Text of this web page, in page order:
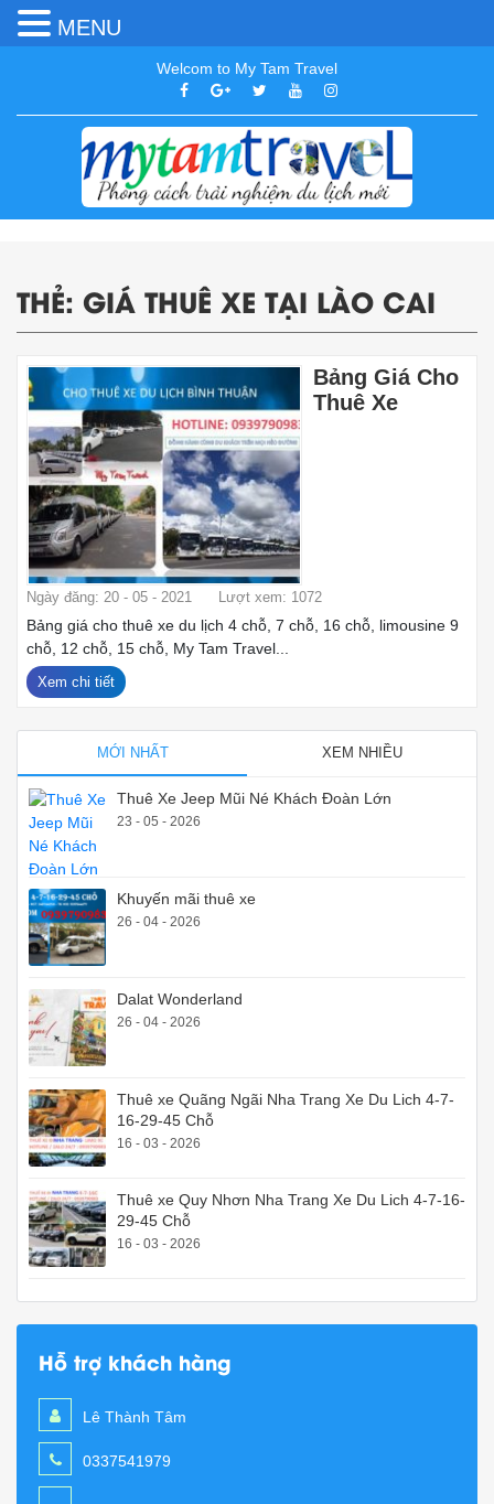
Welcom to My Tam Travel
THẺ: GIÁ THUÊ XE TẠI LÀO CAI
Bảng Giá Cho
Thuê Xe
Ngày đăng: 20 - 05 - 2021 Lượt xem: 1072
Bảng giá cho thuê xe du lịch 4 chỗ, 7 chỗ, 16 chỗ, limousine 9
chỗ, 12 chỗ, 15 chỗ, My Tam Travel...
Xem chi tiết
MỚI NHẤT XEM NHIỀU
Thuê Xe Jeep Mũi Né Khách Đoàn Lớn
23 - 05 - 2026
Khuyến mãi thuê xe
26 - 04 - 2026
Dalat Wonderland
26 - 04 - 2026
Thuê xe Quãng Ngãi Nha Trang Xe Du Lich 4-7-
16-29-45 Chỗ
16 - 03 - 2026
Thuê xe Quy Nhơn Nha Trang Xe Du Lich 4-7-16-
29-45 Chỗ
16 - 03 - 2026
Hỗ trợ khách hàng
Lê Thành Tâm
0337541979
MENU